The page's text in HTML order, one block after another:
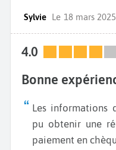
Sylvie Le 18 mars 2025
4.0
Bonne
Les informations
pu obtenir une
paiement en